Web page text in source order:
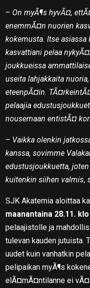
– On myÃ¶s hyvÃ¤,
enemmÃ¤n nuorien
kokemusta. Itse
kasvattiani pelaa
joukkueissa
useita lahjakkaita
eteenpÃ¤in.
pelaajia
nousemaan entistÃ¤
– Vaikka olenkin
kanssa, sovimme
edustusjoukkuetta,
kuitenkin siihen valmis,
SJK Akatemia aloittaa
maanantaina 28.11.
pelaajistolle ja
tulevan kauden jutuista.
uudet kuin vanhatkin
pelipaikan myÃ¶s
elÃ¤mÃ¤ntilanne ei